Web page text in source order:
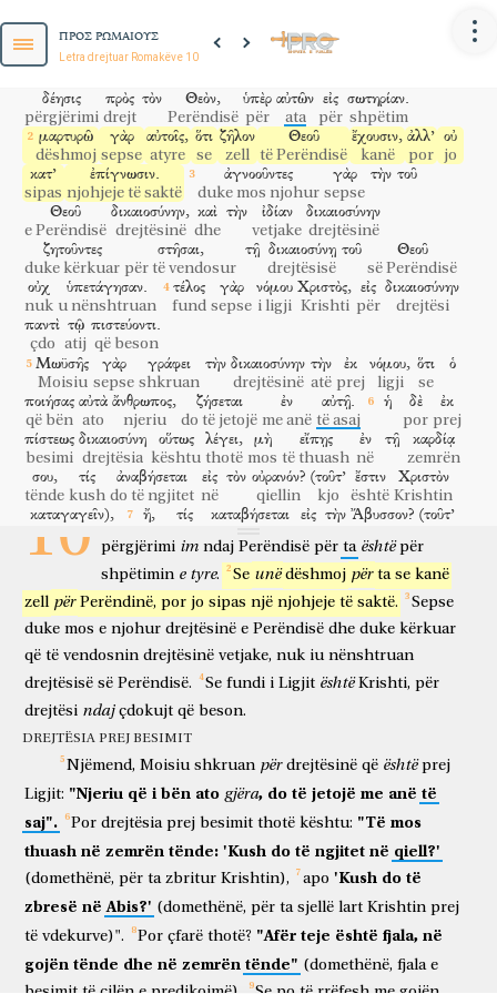
ΠΡΟΣ ΡΩΜΑΙΟΥΣ
Letra drejtuar Romakëve 10
ἀδελφοί, ἡ μὲν ἐμῆς καρδίας,
δέησις
përgjërimi
πρὸς
drejt
τὸν Θεὸν,
Perëndisë
ὑπὲρ
për
αὐτῶν
ata
εἰς
për
σωτηρίαν.
shpëtim
μαρτυρῶ
dëshmoj
γὰρ
sepse
αὐτοῖς,
atyre
ὅτι
se
ζῆλον
zell
Θεοῦ
të Perëndisë
ἔχουσιν,
kanë
ἀλλ’
por
οὐ
jo
κατ’
sipas
ἐπίγνωσιν.
njohjeje të saktë
ἀγνοοῦντες
duke mos njohur
γὰρ
sepse
τὴν τοῦ
Θεοῦ
e Perëndisë
δικαιοσύνην,
drejtësinë
καὶ
dhe
τὴν ἰδίαν
vetjake
δικαιοσύνην
drejtësinë
ζητοῦντες
duke kërkuar
στῆσαι,
për të vendosur
τῇ δικαιοσύνῃ
drejtësisë
τοῦ Θεοῦ
së Perëndisë
οὐχ
nuk
ὑπετάγησαν.
u nënshtruan
τέλος
fund
γὰρ
sepse
νόμου
i ligji
Χριστὸς,
Krishti
εἰς
për
δικαιοσύνην
drejtësi
παντὶ
çdo
τῷ
atij
πιστεύοντι.
që beson
Μωϋσῆς
Moisiu
γὰρ
sepse
γράφει
shkruan
τὴν δικαιοσύνην
drejtësinë
τὴν
atë
ἐκ
prej
νόμου,
ligji
ὅτι
se
ὁ
ποιήσας
që bën
αὐτὰ
ato
ἄνθρωπος,
njeriu
ζήσεται
do të jetojë
ἐν
me anë
αὐτῇ.
të asaj
ἡ δὲ
por
ἐκ
prej
πίστεως
besimi
δικαιοσύνη
drejtësia
οὕτως
kështu
λέγει,
thotë
μὴ
mos
εἴπῃς
të thuash
ἐν
në
τῇ καρδίᾳ
zemrën
σου,
tënde
τίς
kush
ἀναβήσεται
do të ngjitet
εἰς
në
τὸν οὐρανόν?
qiellin
(τοῦτ’
kjo
ἔστιν
është
Χριστὸν
Krishtin
καταγαγεῖν),
për të zbritur
ἤ, τίς καταβήσεται εἰς τὴν Ἄβυσσον? (τοῦτ’
ἔστιν Χριστὸν
Krishtin
ἐκ
prej
νεκρῶν
të vdekurve
ἀναγαγεῖν).
për të sjellë lart
ἀλλὰ
por
τί
çfarë
λέγει?
thotë
ἐγγύς
afër
σου
teje
τὸ ῥῆμά
fjala
ἐστιν,
është
ἐν
në
τῷ στόματί
gojën
σου,
tënde
καὶ
dhe
ἐν
në
τῇ καρδίᾳ
zemrën
σου;
tënde
τοῦτ’
kjo
ἔστιν
është
τὸ ῥῆμα τῆς πίστεως
e besimit
ὃ
κηρύσσομεν.
predikojmë
ὅτι
se
ἐὰν
po
ὁμολογήσῃς
të rrëfesh
ἐν
me
τῷ στόματί
gojën
σου,
tënde
Κύριον
Zotin
Ἰησοῦν,
Jezusin
καὶ πιστεύσῃς
të besosh
ἐν
αὐτὸν ἤγειρεν
ngjalli
ἐκ
prej
νεκρῶν,
të vdekurve do të shpëtohesh zemre sepse
πιστεύεται
besohet për
δικαιοσύνην,
drejtësi goje dhe
ὁμολογεῖται
rrëfehet për
σωτηρίαν.
shpëtim
λέγει
thotë
γὰρ
sepse
ἡ Γραφή,
Shkrimi
πᾶς ὁ πιστεύων ἐπ’ αὐτῷ
καταισχυνθήσεται.
do të turpërohet
οὐ
nuk
γάρ
sepse
ἐστιν
është
διαστολὴ
dallim
Ἰουδαίου
të judeu
τε
e
καὶ
Ἕλληνος;
të heleni sepse i njëjti Zot
πάντων,
i të gjithëve duke qenë i pasur
εἰς πάντας
të gjithë
τοὺς ἐπικαλουμένους
që thërrasin
αὐτόν. πᾶς γὰρ
sepse
ὃς
ἂν
do
ἐπικαλέσηται
të thërrasë
τὸ ὄνομα
emrin
Κυρίου,
e Zotit
σωθήσεται.
do të shpëtohet
πῶς
si
10 Vëllezër! Pikërisht gjakimi zemrës sime dhe
përgjërimi im ndaj Perëndisë për ta është për
shpëtimin e tyre. Se unë dëshmoj për ta se kanë
zell për Perëndinë, por jo sipas një njohjeje të saktë.
Sepse
duke mos e njohur drejtësinë e Perëndisë dhe duke kërkuar
që të vendosnin drejtësinë vetjake, nuk iu nënshtruan
drejtësisë së Perëndisë. Se fundi i Ligjit është Krishti, për
drejtësi ndaj çdokujt që beson.
DREJTËSIA PREJ BESIMIT
Njëmend, Moisiu shkruan për drejtësinë që është prej
Ligjit: "Njeriu që i bën ato gjëra, do të jetojë me anë të
saj".
Por drejtësia prej besimit thotë kështu: "Të mos
thuash në zemrën tënde: 'Kush do të ngjitet në qiell?'
(domethënë, për ta zbritur Krishtin), apo 'Kush do të
zbresë në Abis?' (domethënë, për ta sjellë lart Krishtin prej
të vdekurve)". Por çfarë thotë? "Afër teje është fjala, në
gojën tënde dhe në zemrën tënde" (domethënë, fjala e